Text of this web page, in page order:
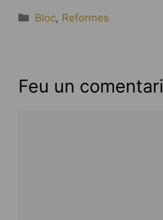
Categories
Bloc, Reformes
Feu un comentari